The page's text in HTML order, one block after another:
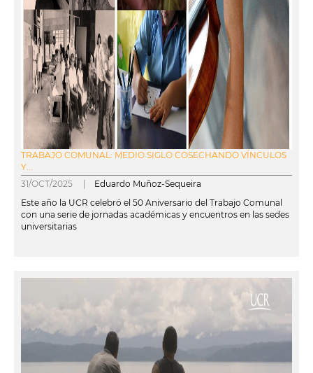
TRABAJO COMUNAL: MEDIO SIGLO COSECHANDO VÍNCULOS
Y...
31/OCT/2025 | Eduardo Muñoz-Sequeira
Este año la UCR celebró el 50 Aniversario del Trabajo Comunal
con una serie de jornadas académicas y encuentros en las sedes
universitarias